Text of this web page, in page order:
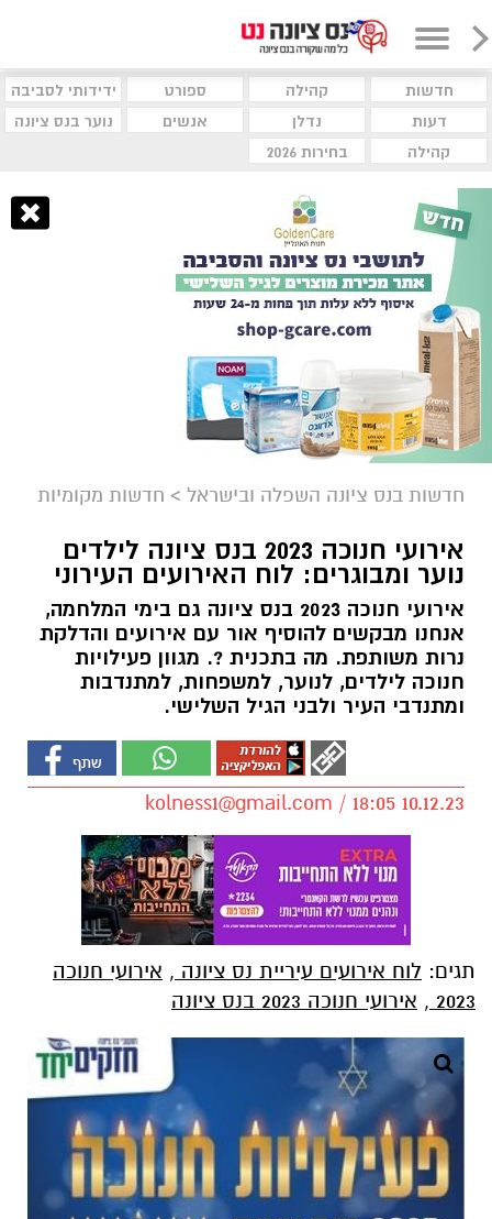
חדשות קהילה ספורט
ידידותי לסביבה
דעות
נדלן אנשים
נוער בנס ציונה
קהילה
בחירות 2026
חדשות בנס ציונה השפלה ובישראל > חדשות מקומיות
אירועי חנוכה 2023 בנס ציונה לילדים
נוער ומבוגרים: לוח האירועים העירוני
אירועי חנוכה 2023 בנס ציונה גם בימי המלחמה,
אנחנו מבקשים להוסיף אור עם אירועים והדלקת
נרות משותפת. מה בתכנית ?. מגוון פעילויות
חנוכה לילדים, לנוער, למשפחות, למתנדבות
ומתנדבי העיר ולבני הגיל השלישי.
kolness1@gmail.com / 18:05 10.12.23
תגים: לוח אירועים עיריית נס ציונה , אירועי חנוכה
2023
, אירועי חנוכה 2023 בנס ציונה